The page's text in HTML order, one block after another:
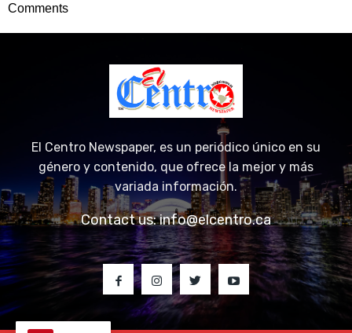
Comments
El Centro Newspaper, es un periódico único en su
género y contenido, que ofrece la mejor y más
variada información.
Contact us:info@elcentro.ca